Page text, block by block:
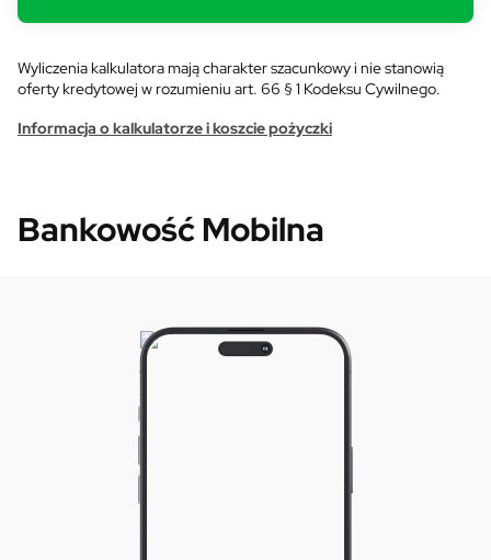
Wyliczenia kalkulatora mają charakter szacunkowy i nie stanowią
oferty kredytowej w rozumieniu art. 66 § 1 Kodeksu Cywilnego.
Informacja o kalkulatorze i koszcie pożyczki
Bankowość Mobilna